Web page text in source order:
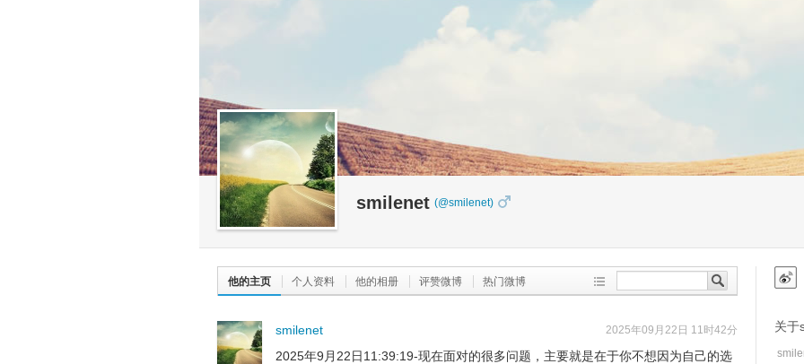
smilenet (@smilenet)
他的主页 个人资料 他的相册 评赞微博 热门微博
smilenet 2025年09月22日 11时42分
2025年9月22日11:39:19-现在面对的很多问题，主要就是在于你不想因为自己的选
关于